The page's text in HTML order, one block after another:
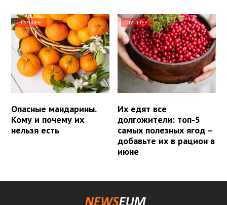
ЛУЧШЕЕ
Опасные мандарины.
Кому и почему их
нельзя есть
ЛУЧШЕЕ
Их едят все
долгожители: топ-5
самых полезных ягод –
добавьте их в рацион в
июне